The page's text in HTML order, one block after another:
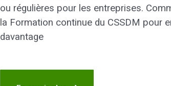
ou régulières pour les entreprises.
la Formation continue du CSSDM pour
davantage